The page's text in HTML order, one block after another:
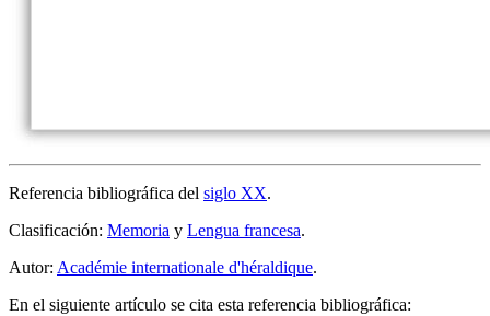
Referencia bibliográfica del siglo XX.
Clasificación: Memoria y Lengua francesa.
Autor: Académie internationale d'héraldique.
En el siguiente artículo se cita esta referencia bibliográfica: